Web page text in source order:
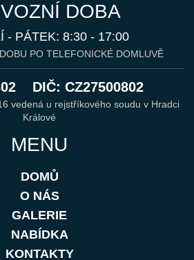
DOBA
- PÁTEK: 8:30 - 17:00
PO TELEFONICKÉ DOMLUVĚ
DIČ: CZ27500802
vedená u rejstříkového soudu v Hradci
Králové
MENU
DOMŮ
O NÁS
GALERIE
NABÍDKA
KONTAKTY